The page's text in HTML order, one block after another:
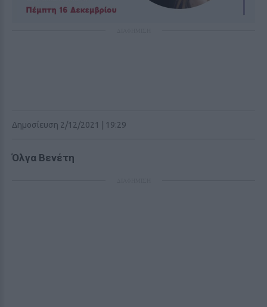
Δημοσίευση 2/12/2021 | 19:29
Όλγα Βενέτη